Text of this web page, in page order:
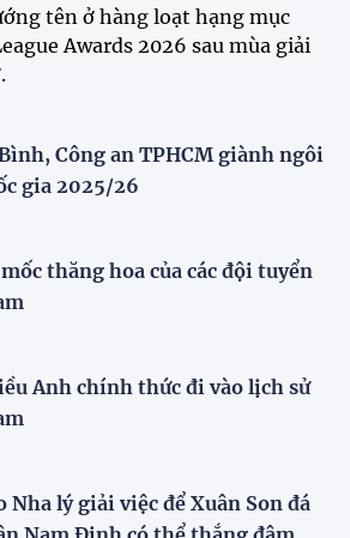
nhận giải thưởng đặc biệt từ
Nam đón cú hích lớn trước mùa